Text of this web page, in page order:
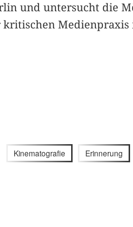
und untersucht die
kritischen
Kinematografie Erinnerung